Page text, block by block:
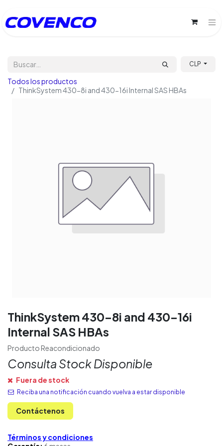
CLP
Todos los productos
ThinkSystem 430-8i and 430-16i Internal SAS HBAs
ThinkSystem 430-8i and 430-16i
Internal SAS HBAs
Producto Reacondicionado
Consulta Stock Disponible
Fuera de stock
Reciba una notificación cuando vuelva a estar disponible
Contáctenos
Términos y condiciones